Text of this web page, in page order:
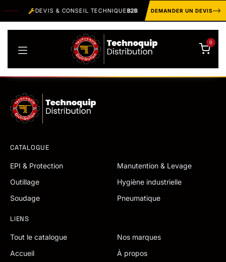
DEVIS & CONSEIL TECHNIQUEB2B HOTLINE+216
DEMANDER UN DEVIS
0
CATALOGUE
EPI & Protection
Manutention & Levage
Outillage
Hygiène industrielle
Soudage
Pneumatique
LIENS
Tout le catalogue
Nos marques
Accueil
À propos